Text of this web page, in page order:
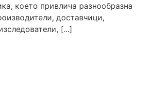
което привлича разнообразна
доставчици,
[...]